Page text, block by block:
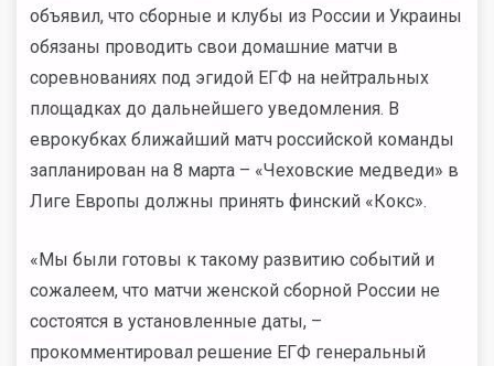
объявил, что сборные и клубы из России и Украины
обязаны проводить свои домашние матчи в
соревнованиях под эгидой ЕГФ на нейтральных
площадках до дальнейшего уведомления. В
еврокубках ближайший матч российской команды
запланирован на 8 марта – «Чеховские медведи» в
Лиге Европы должны принять финский «Кокс».
«Мы были готовы к такому развитию событий и
сожалеем, что матчи женской сборной России не
состоятся в установленные даты, –
прокомментировал решение ЕГФ генеральный